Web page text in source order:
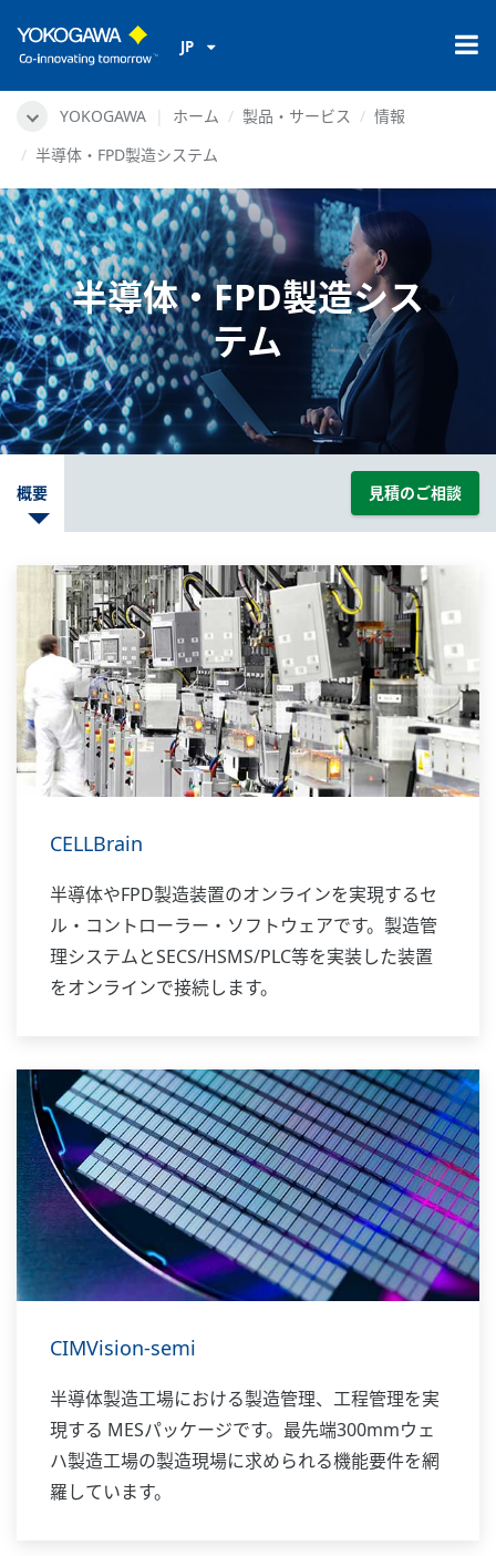
JP
YOKOGAWA ホーム 製品・サービス
情報
半導体・FPD製造システム
半導体・FPD製造シス
テム
概要 見積のご相談
CELLBrain
半導体やFPD製造装置のオンラインを実現するセ
ル・コントローラー・ソフトウェアです。製造管
理システムとSECS/HSMS/PLC等を実装した装置
をオンラインで接続します。
CIMVision-semi
半導体製造工場における製造管理、工程管理を実
現する MESパッケージです。最先端300mmウェ
ハ製造工場の製造現場に求められる機能要件を網
羅しています。